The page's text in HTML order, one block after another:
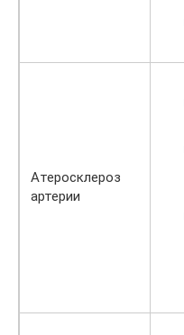
Атеросклероз
артерии